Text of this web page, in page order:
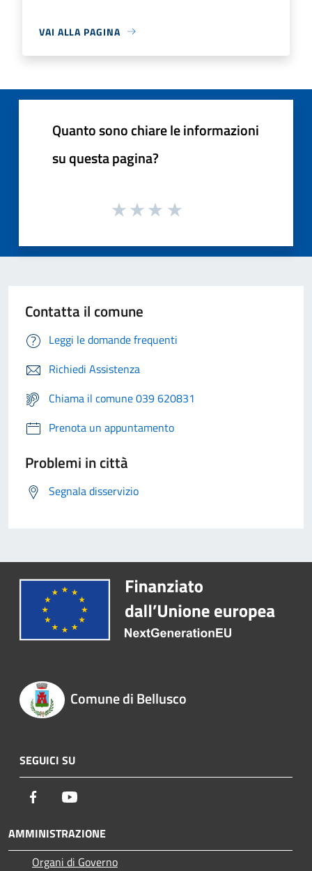
VAI ALLA PAGINA
Quanto sono chiare le informazioni
su questa pagina?
Contatta il comune
Leggi le domande frequenti
Richiedi Assistenza
Chiama il comune 039 620831
Prenota un appuntamento
Problemi in città
Segnala disservizio
Comune di Bellusco
SEGUICI SU
Facebook
AMMINISTRAZIONE
Organi di Governo